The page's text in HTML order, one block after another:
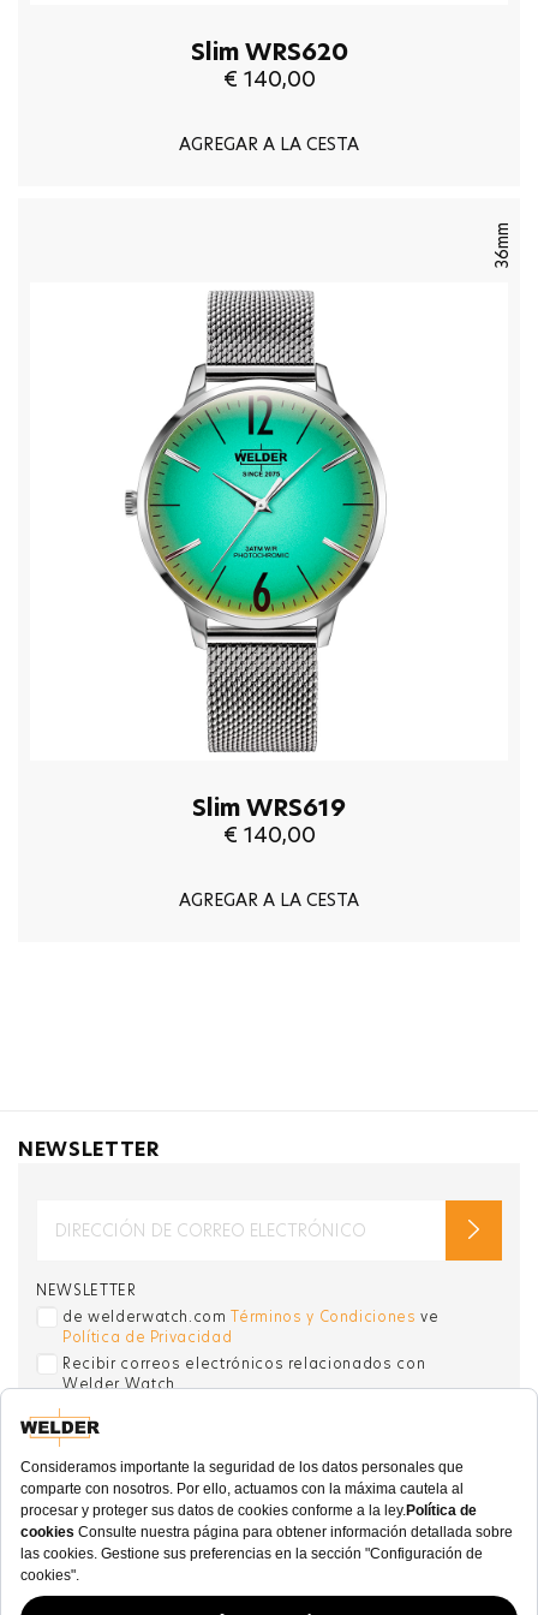
Slim WRS620
€ 140,00
AGREGAR A LA CESTA
36mm
Slim WRS619
€ 140,00
AGREGAR A LA CESTA
NEWSLETTER
NEWSLETTER
de welderwatch.comTérminos y Condiciones ve
Política de Privacidad
Recibir correos electrónicos relacionados con
Welder Watch
consent to its use. .
SOCIAL CHANNELS
CATEGORY
COLECCIÓN